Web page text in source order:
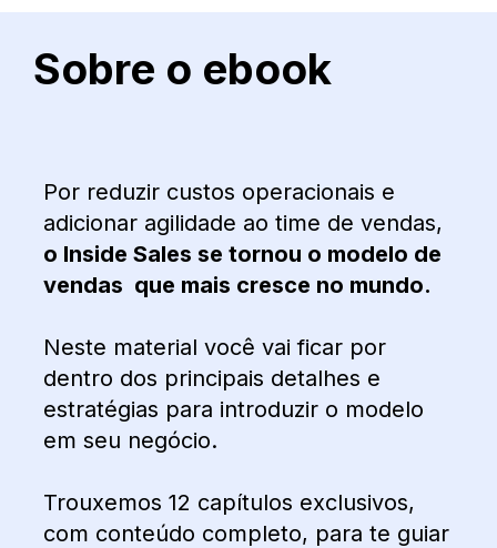
Sobre o ebook
Por reduzir custos operacionais e
adicionar agilidade ao time de vendas,
o Inside Sales se tornou o modelo de
vendas que mais cresce no mundo.
Neste material você vai ficar por
dentro dos principais detalhes e
estratégias para introduzir o modelo
em seu negócio.
Trouxemos 12 capítulos exclusivos,
com conteúdo completo, para te guiar